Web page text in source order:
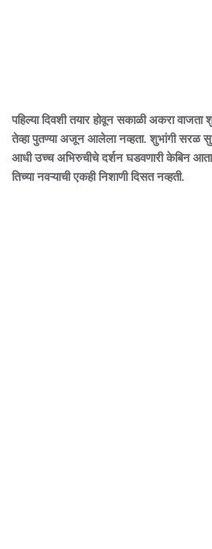
पहिल्या दिवशी तयार होवून सकाळी अकरा वाजता
तेव्हा पुतण्या अजून आलेला नव्हता. शुभांगी सरळ
आधी उच्च अभिरुचीचे दर्शन घडवणारी केबिन
तिच्या नवऱ्याची एकही निशाणी दिसत नव्हती.